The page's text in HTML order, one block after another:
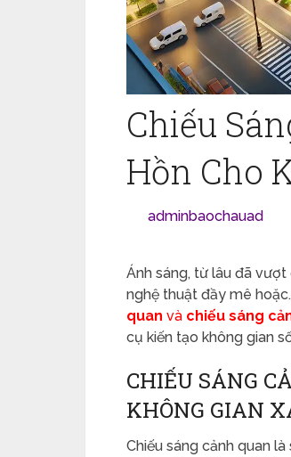
Chiếu
Hồn Cho
adminbaochauad
Ánh sáng, từ lâu đã
nghệ thuật đầy mê
quan và chiếu sáng
cụ kiến tạo không gian
CHIẾU SÁNG
KHÔNG GIAN
Chiếu sáng cảnh quan